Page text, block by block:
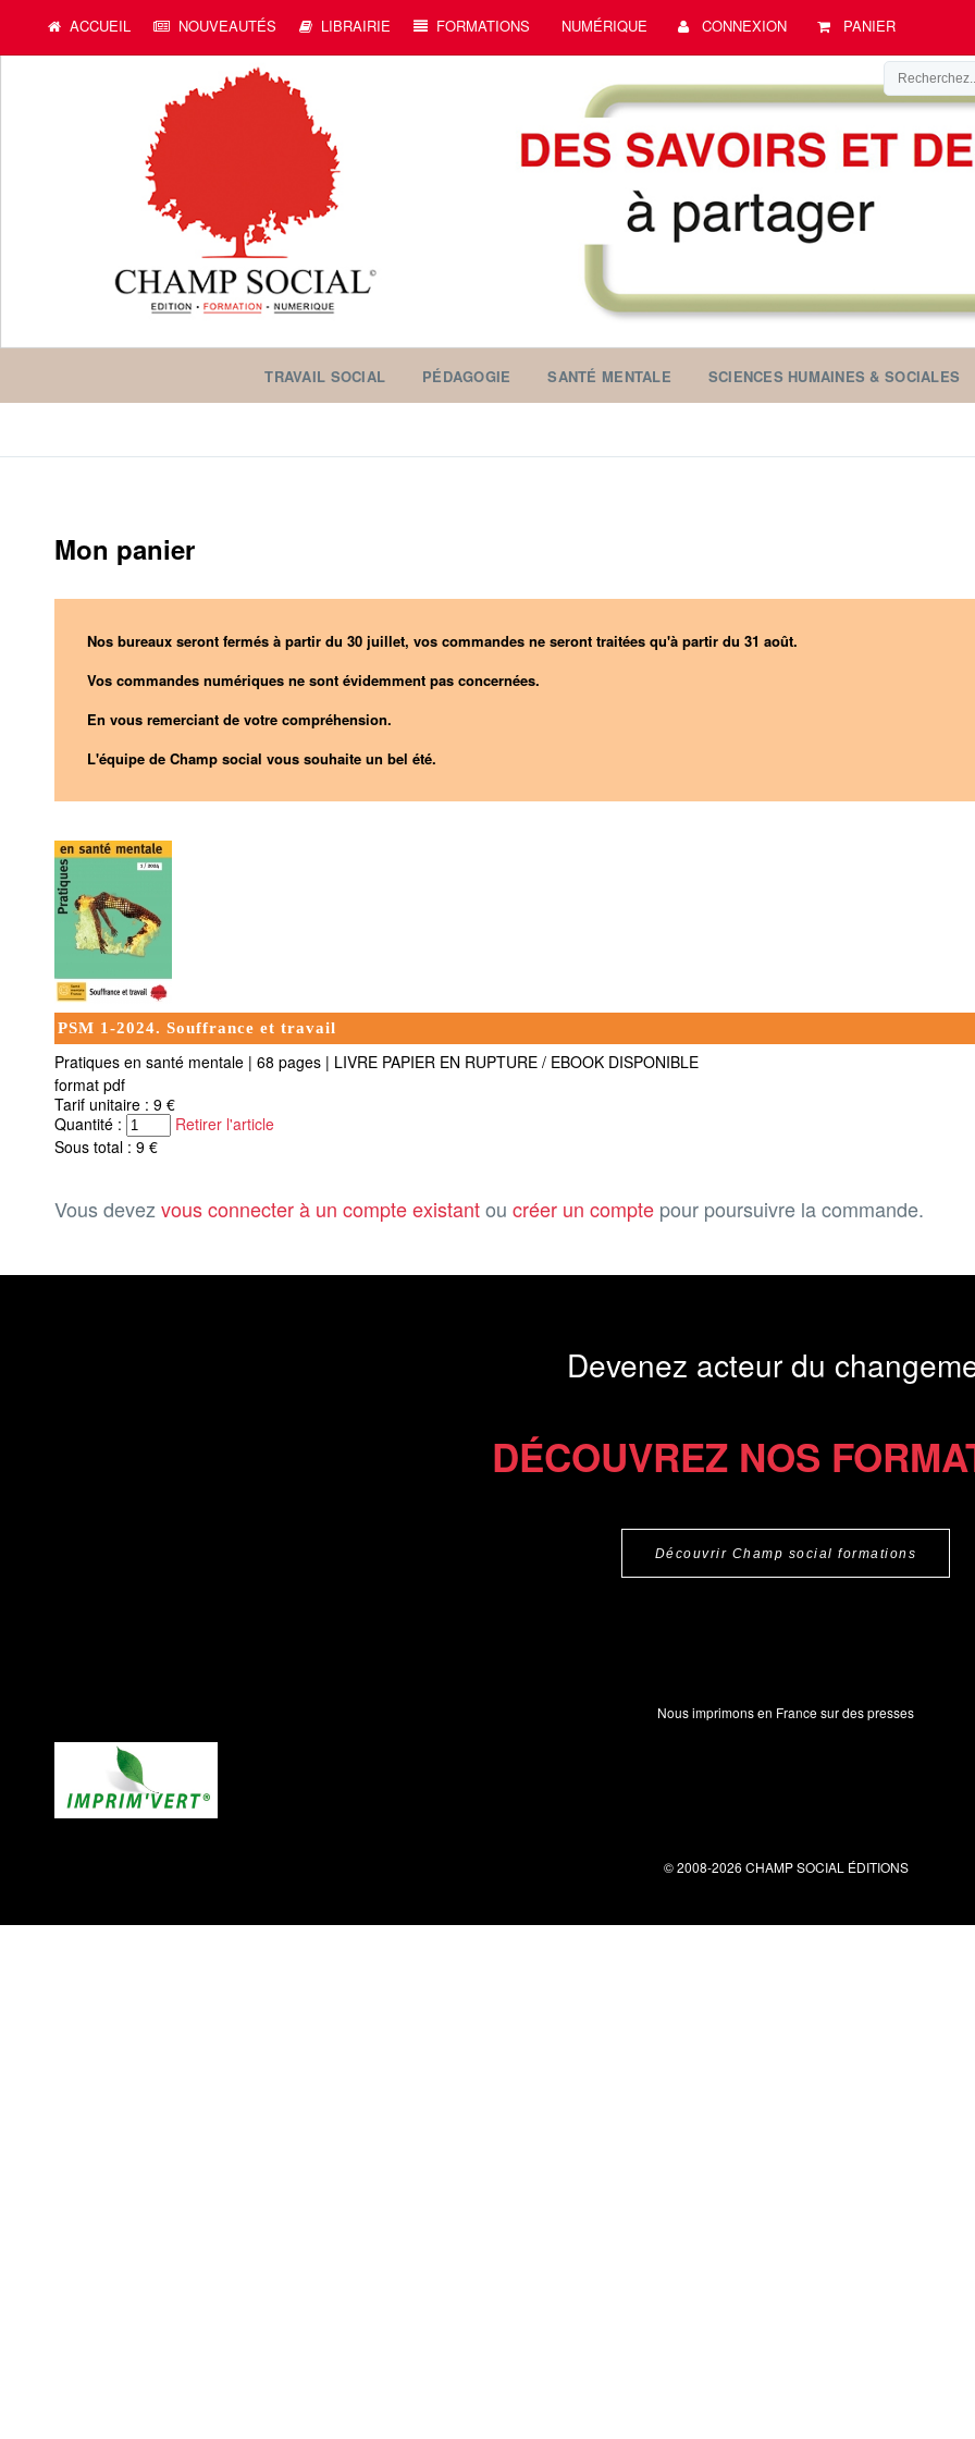
ACCUEIL NOUVEAUTÉS LIBRAIRIE FORMATIONS NUMÉRIQUE CONNEXION PANIER
TRAVAIL SOCIAL PÉDAGOGIE SANTÉ MENTALE SCIENCES HUMAINES & SOCIALES
Mon panier
Nos bureaux seront fermés à partir du 30 juillet, vos commandes ne seront traitées qu'à partir du 31 août.
Vos commandes numériques ne sont évidemment pas concernées.
En vous remerciant de votre compréhension.
L'équipe de Champ social vous souhaite un bel été.
PSM 1-2024. Souffrance et travail
Pratiques en santé mentale | 68 pages | LIVRE PAPIER EN RUPTURE / EBOOK DISPONIBLE
format pdf
Tarif unitaire : 9 €
Quantité :
Retirer l'article
Sous total : 9 €
Vous devezvous connecter à un compte existantou créer un compte pour poursuivre la commande.
Devenez acteur du
DÉCOUVREZ NOS
Découvrir Champ social formations
Nous imprimons en France sur des presses
© 2008-2026 CHAMP SOCIAL ÉDITIONS